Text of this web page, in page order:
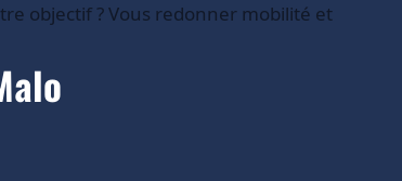
objectif ? Vous redonner mobilité et